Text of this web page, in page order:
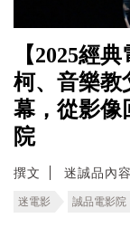
【2025經
柯、音樂教
幕，從影像
院
撰文 迷誠品內
迷電影 誠品電影院